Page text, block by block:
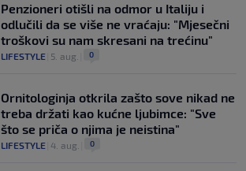
Penzioneri otišli na odmor u Italiju i
odlučili da se više ne vraćaju: "Mjesečni
troškovi su nam skresani na trećinu"
LIFESTYLE 5. aug. 0
Ornitologinja otkrila zašto sove nikad ne
treba držati kao kućne ljubimce: "Sve
što se priča o njima je neistina"
LIFESTYLE 4. aug. 0